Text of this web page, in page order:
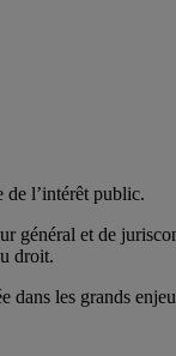
de l’intérêt public.
général et de
droit.
dans les grands